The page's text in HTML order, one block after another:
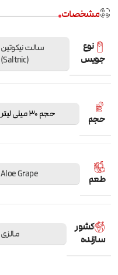
مشخصات
نوع
جویس
سالت نیکوتین
(Saltnic)
حجم حجم 30 میلی لیتر
طعم Aloe Grape
کشور
سازنده
مالزی